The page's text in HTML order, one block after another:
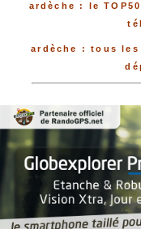
ardèche : le
ardèche : tous